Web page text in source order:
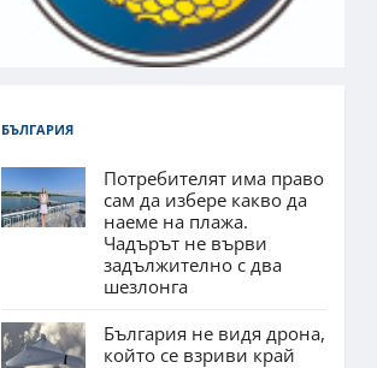
БЪЛГАРИЯ
Потребителят има право
сам да избере какво да
наеме на плажа.
Чадърът не върви
задължително с два
шезлонга
България не видя дрона,
който се взриви край